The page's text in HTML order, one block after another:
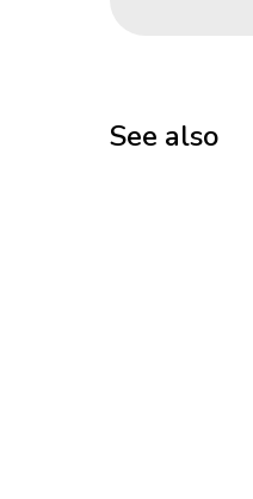
See also